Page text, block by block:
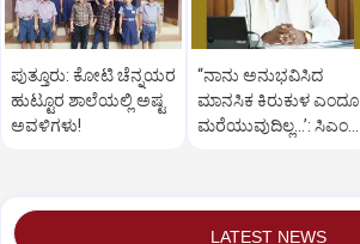
ಪುತ್ತೂರು: ಕೋಟಿ ಚೆನ್ನಯರ
ಹುಟ್ಟೂರ ಶಾಲೆಯಲ್ಲಿ ಅಷ್ಟ
ಅವಳಿಗಳು!
“ನಾನು ಅನುಭವಿಸಿದ
ಮಾನಸಿಕ ಕಿರುಕುಳ ಎಂದೂ
ಮರೆಯುವುದಿಲ್ಲ…’: ಸಿಎಂ
LATEST NEWS